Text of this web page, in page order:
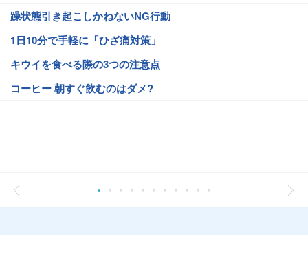
躁状態引き起こしかねないNG行動
1日10分で手軽に「ひざ痛対策」
キウイを食べる際の3つの注意点
コーヒー 朝すぐ飲むのはダメ?